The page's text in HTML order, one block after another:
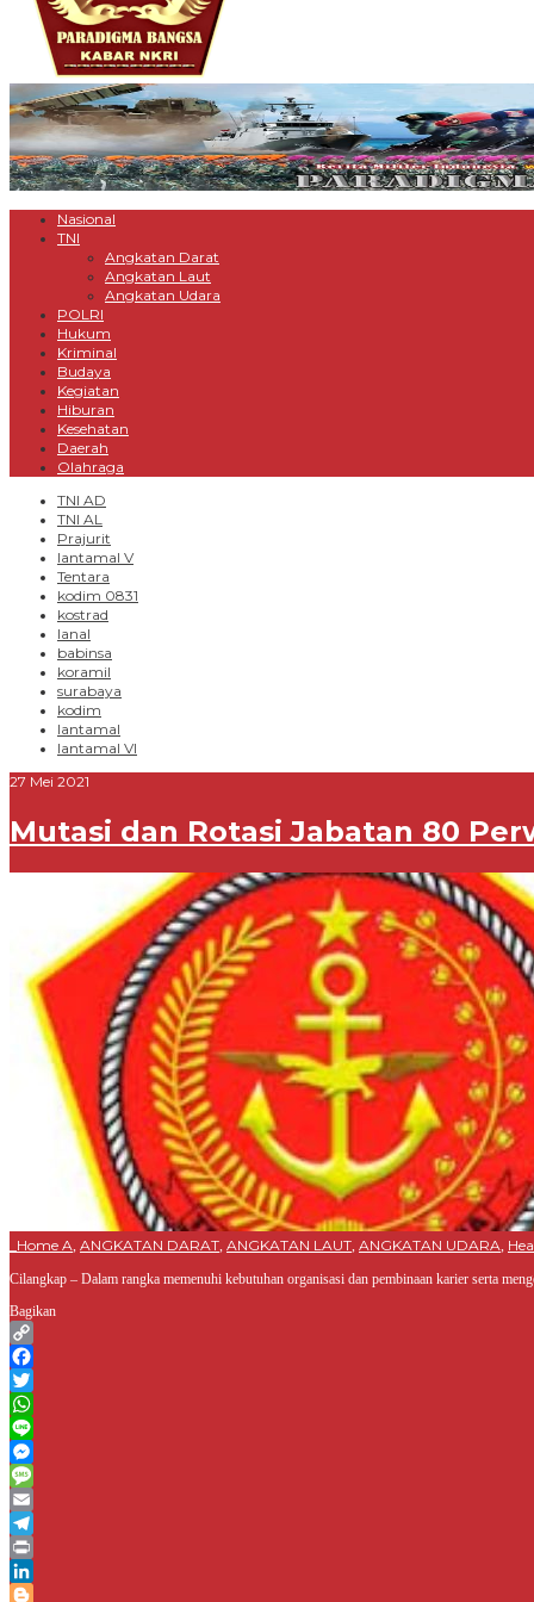
Nasional
TNI
Angkatan Darat
Angkatan Laut
Angkatan Udara
POLRI
Hukum
Kriminal
Budaya
Kegiatan
Hiburan
Kesehatan
Daerah
Olahraga
TNI AD
TNI AL
Prajurit
lantamal V
Tentara
kodim 0831
kostrad
lanal
babinsa
koramil
surabaya
kodim
lantamal
lantamal VI
27 Mei 2021
Mutasi dan Rotasi Jabatan 80
_Home A, ANGKATAN DARAT, ANGKATAN LAUT, ANGKATAN UDARA,
Cilangkap – Dalam rangka memenuhi kebutuhan organisasi dan pembinaan karier serta
Bagikan
Copy
Link
Facebook
Twitter
WhatsApp
Line
Messenger
Message
Email
Telegram
Print
LinkedIn